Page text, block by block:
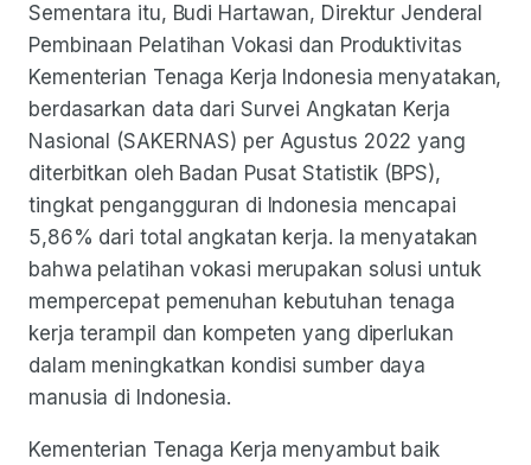
Sementara itu, Budi Hartawan, Direktur Jenderal
Pembinaan Pelatihan Vokasi dan Produktivitas
Kementerian Tenaga Kerja Indonesia menyatakan,
berdasarkan data dari Survei Angkatan Kerja
Nasional (SAKERNAS) per Agustus 2022 yang
diterbitkan oleh Badan Pusat Statistik (BPS),
tingkat pengangguran di Indonesia mencapai
5,86% dari total angkatan kerja. Ia menyatakan
bahwa pelatihan vokasi merupakan solusi untuk
mempercepat pemenuhan kebutuhan tenaga
kerja terampil dan kompeten yang diperlukan
dalam meningkatkan kondisi sumber daya
manusia di Indonesia.
Kementerian Tenaga Kerja menyambut baik